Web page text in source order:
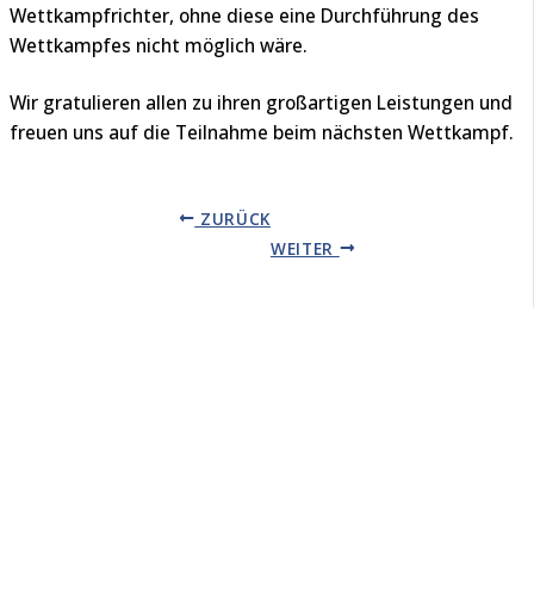
Wettkampfrichter, ohne diese eine Durchführung des
Wettkampfes nicht möglich wäre.
Wir gratulieren allen zu ihren großartigen Leistungen und
freuen uns auf die Teilnahme beim nächsten Wettkampf.
ZURÜCK
WEITER